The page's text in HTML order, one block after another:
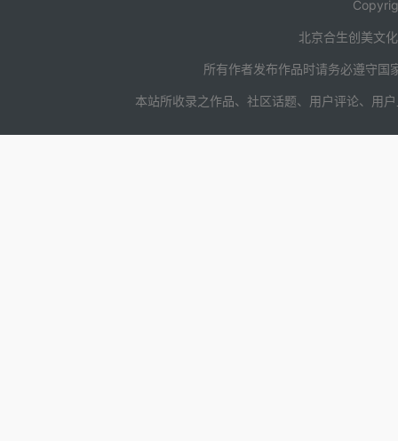
北京合生创美文
所有作者发布作品时请务必遵守国
本站所收录之作品、社区话题、用户评论、用